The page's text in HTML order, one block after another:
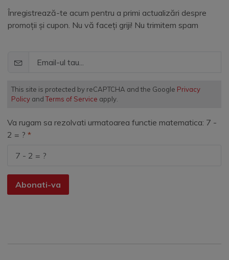
Înregistrează-te acum pentru a primi actualizări despre
promoții și cupon. Nu vă faceți griji! Nu trimitem spam
This site is protected by reCAPTCHA and the Google Privacy
Policy andTerms of Service apply.
Va rugam sa rezolvati urmatoarea functie matematica: 7 -
2 = ?
Abonati-va